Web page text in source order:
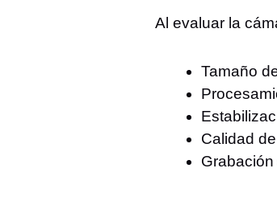
Al evaluar la
Tamaño
Calidad